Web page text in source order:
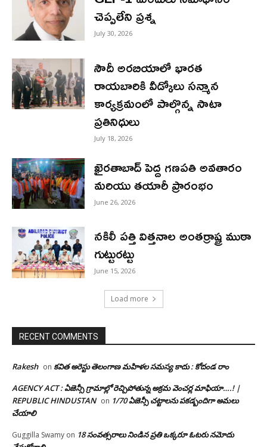
చెప్పలేని ప్రశ్న
July 30, 2026
సౌదీ అరబియాలో భారత
రాయబారికి వీడ్కోలు సన్మాన
కార్యక్రమంలో పాల్గొన్న సాటా
ప్రతినిధులు
July 18, 2026
ఖైరతాబాద్ పెద్ద గణపతి అవతారం
మరియు తయారీ ప్రారంభం
June 26, 2026
నకిలీ పత్తి విత్తనాల అంతర్రాష్ట్ర ముఠా
గుట్టురట్టు
June 15, 2026
Load more
RECENT COMMENTS
Rakesh on కవిత అరెస్టు తెలంగాణ మహిళల సమస్య కాదు : కోదండ రాం
AGENCY ACT : ఏజెన్సీ గ్రామాల్లో రెచ్చిపోతున్న అక్రమ వెంచర్ల మాఫియా….! |
REPUBLIC HINDUSTAN on 1/70 ఏజెన్సీ చట్టాలను పకడ్బందిగా అమలు
చేయాలి
Guggilla Swamy on 18 సంవత్సరాలు నిండిన ప్రతి ఒక్కరూ ఓటరు నమోదు